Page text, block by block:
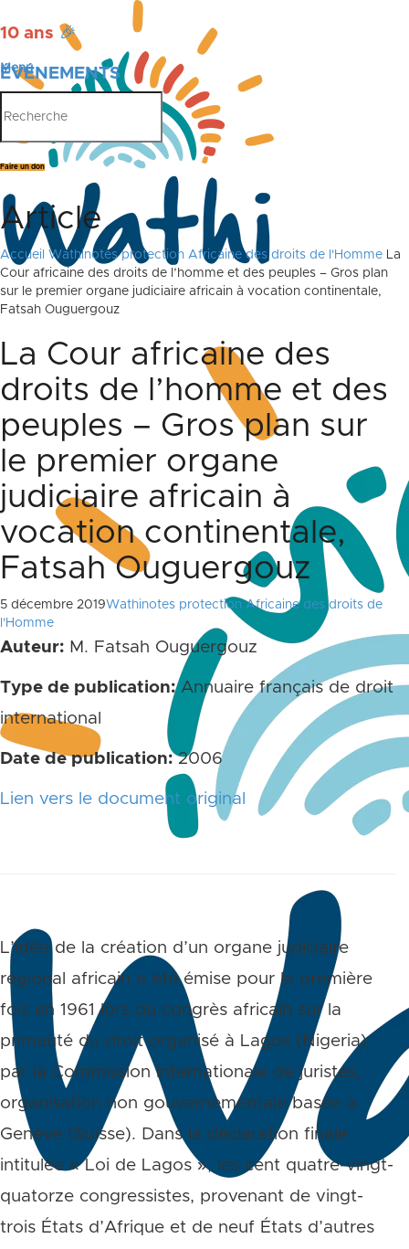
10 ans 🎉
ÉVÉNEMENTS
PUBLICATIONS
Menu
Faire un don
Article
Accueil Wathinotes protection Africaine des droits de l'Homme La
Cour africaine des droits de l’homme et des peuples – Gros plan
sur le premier organe judiciaire africain à vocation continentale,
Fatsah Ouguergouz
La Cour africaine des
droits de l’homme et des
peuples – Gros plan sur
le premier organe
judiciaire africain à
vocation continentale,
Fatsah Ouguergouz
5 décembre 2019Wathinotes protection Africaine des droits de
l'Homme
Auteur: M. Fatsah Ouguergouz
Type de publication:Annuaire français de droit
international
Date de publication:2006
Lien vers le document original
L’idée de la création d’un organe judiciaire
régional africain a été émise pour la première
fois en 1961 lors du congrès africain sur la
primauté du droit organisé à Lagos (Nigeria)
par la Commission internationale de juristes,
organisation non gouvernementale basée à
Genève (Suisse). Dans la déclaration finale
intitulée « Loi de Lagos », les cent quatre-vingt-
quatorze congressistes, provenant de vingt-
trois États d’Afrique et de neuf États d’autres